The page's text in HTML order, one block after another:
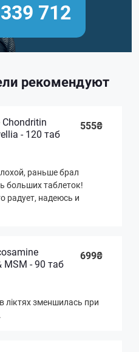
712
рекомендуют
- 120 таб
555₴
раньше брал
больших таблеток!
радует, надеюсь и
MSM - 90 таб
699₴
ліктях зменшилась при